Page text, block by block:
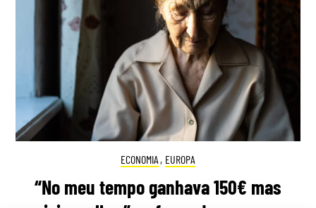
ECONOMIA , EUROPA
“No meu tempo ganhava 150€ mas